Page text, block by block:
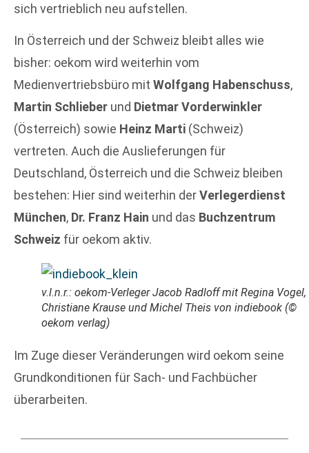
sich vertrieblich neu aufstellen.
In Österreich und der Schweiz bleibt alles wie
bisher: oekom wird weiterhin vom
Medienvertriebsbüro mit Wolfgang Habenschuss,
Martin Schlieber und Dietmar Vorderwinkler
(Österreich) sowie Heinz Marti (Schweiz)
vertreten. Auch die Auslieferungen für
Deutschland, Österreich und die Schweiz bleiben
bestehen: Hier sind weiterhin derVerlegerdienst
München, Dr. Franz Hain und das Buchzentrum
Schweiz für oekom aktiv.
v.l.n.r.: oekom-Verleger Jacob Radloff mit Regina Vogel,
Christiane Krause und Michel Theis von indiebook (©
oekom verlag)
Im Zuge dieser Veränderungen wird oekom seine
Grundkonditionen für Sach- und Fachbücher
überarbeiten.